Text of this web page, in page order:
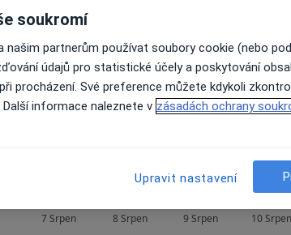
Online rezervace termínu není k
Rezervovat termín
7 Srpen 8 Srpen 9 Srpen 10 Srpen
soukromí
našim partnerům používat soubory cookie (nebo
údajů pro statistické účely a poskytování
procházení. Své preference můžete kdykoli
informace naleznete v zásadách ochrany
Upravit nastavení